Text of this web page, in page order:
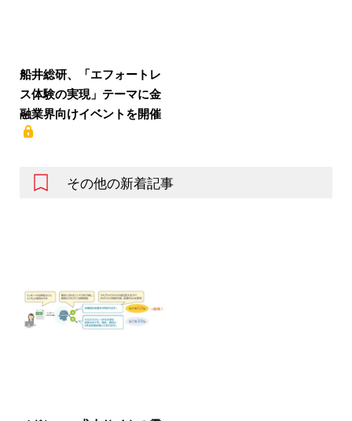
船井総研、「エフォートレ
ス体験の実現」テーマに金
融業界向けイベントを開催
その他の新着記事